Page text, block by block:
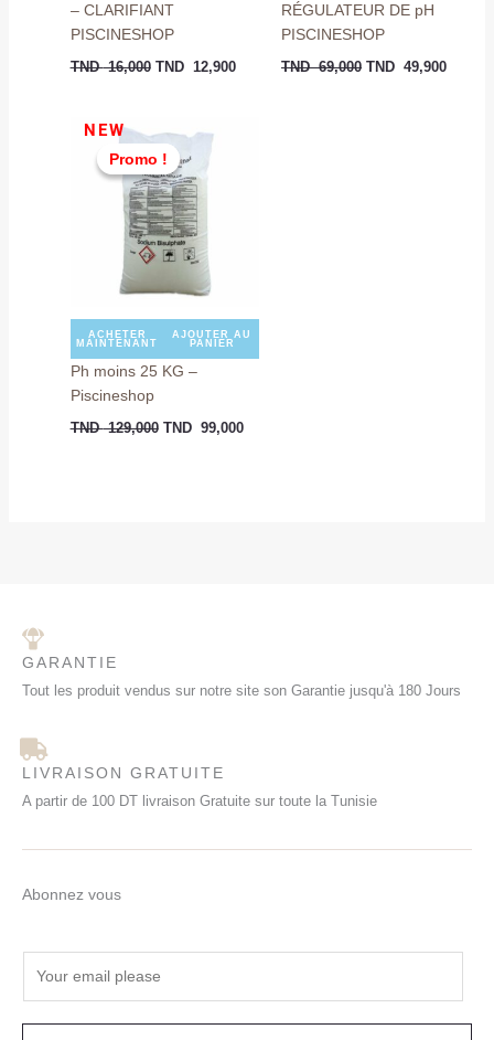
– CLARIFIANT
PISCINESHOP
TND16,000 TND 12,900
RÉGULATEUR DE pH
PISCINESHOP
TND69,000 TND 49,900
Promo !
NEW
Promo !
ACHETER
MAINTENANT
AJOUTER AU
PANIER
Ph moins 25 KG –
Piscineshop
TND129,000
prix
initial
était :
TND
129,000.
TND 99,000
GARANTIE
Tout les produit vendus sur notre site son Garantie jusqu'à 180 Jours
LIVRAISON GRATUITE
A partir de 100 DT livraison Gratuite sur toute la Tunisie
Abonnez vous